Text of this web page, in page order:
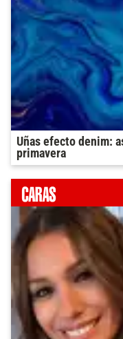
Uñas efecto denim:
primavera